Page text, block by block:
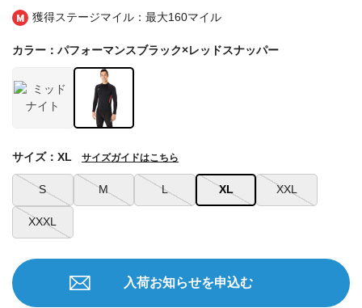
獲得ステージマイル：最大160マイル
カラー：パフォーマンスブラック×レッドスナッパー
S M L XL XXL
XXXL
サイズ：XL サイズガイドはこちら
入荷お知らせを申込む